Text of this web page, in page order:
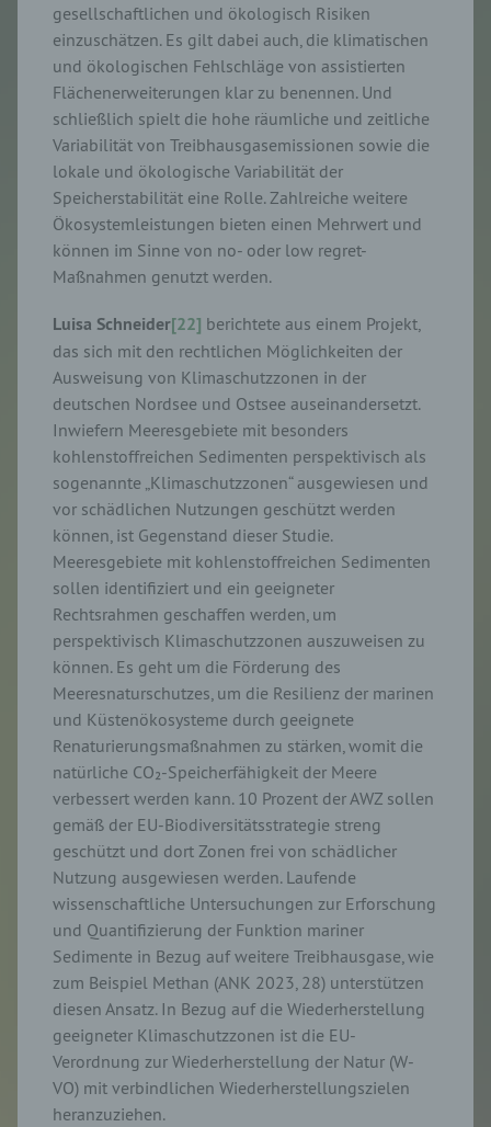
gesellschaftlichen und ökologisch Risiken
einzuschätzen. Es gilt dabei auch, die klimatischen
und ökologischen Fehlschläge von assistierten
Flächenerweiterungen klar zu benennen. Und
schließlich spielt die hohe räumliche und zeitliche
Variabilität von Treibhausgasemissionen sowie die
lokale und ökologische Variabilität der
Speicherstabilität eine Rolle. Zahlreiche weitere
Ökosystemleistungen bieten einen Mehrwert und
können im Sinne von no- oder low regret-
Maßnahmen genutzt werden.
Luisa Schneider[22] berichtete aus einem Projekt,
das sich mit den rechtlichen Möglichkeiten der
Ausweisung von Klimaschutzzonen in der
deutschen Nordsee und Ostsee auseinandersetzt.
Inwiefern Meeresgebiete mit besonders
kohlenstoffreichen Sedimenten perspektivisch als
sogenannte „Klimaschutzzonen“ ausgewiesen und
vor schädlichen Nutzungen geschützt werden
können, ist Gegenstand dieser Studie.
Meeresgebiete mit kohlenstoffreichen Sedimenten
sollen identifiziert und ein geeigneter
Rechtsrahmen geschaffen werden, um
perspektivisch Klimaschutzzonen auszuweisen zu
können. Es geht um die Förderung des
Meeresnaturschutzes, um die Resilienz der marinen
und Küstenökosysteme durch geeignete
Renaturierungsmaßnahmen zu stärken, womit die
natürliche CO₂-Speicherfähigkeit der Meere
verbessert werden kann. 10 Prozent der AWZ sollen
gemäß der EU-Biodiversitätsstrategie streng
geschützt und dort Zonen frei von schädlicher
Nutzung ausgewiesen werden. Laufende
wissenschaftliche Untersuchungen zur Erforschung
und Quantifizierung der Funktion mariner
Sedimente in Bezug auf weitere Treibhausgase, wie
zum Beispiel Methan (ANK 2023, 28) unterstützen
diesen Ansatz. In Bezug auf die Wiederherstellung
geeigneter Klimaschutzzonen ist die EU-
Verordnung zur Wiederherstellung der Natur (W-
VO) mit verbindlichen Wiederherstellungszielen
heranzuziehen.